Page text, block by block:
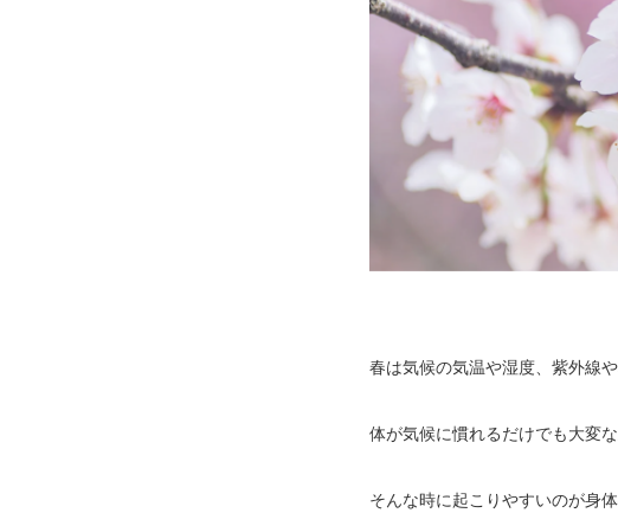
春は気候の気温や湿度、紫外線
体が気候に慣れるだけでも大変
そんな時に起こりやすいのが身